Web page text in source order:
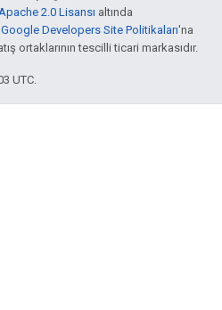
2.0 Lisansı altında
Google Developers Site Politikaları'na
ortaklarının tescilli ticari markasıdır.
UTC.